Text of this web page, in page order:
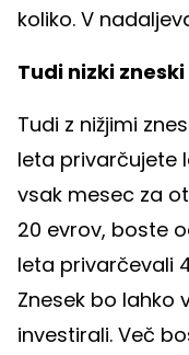
koliko. V
Tudi nizki
Tudi z nižjimi
leta privarčujete
vsak mesec za
20 evrov, boste
leta privarčevali
Znesek bo lahko
investirali. Več